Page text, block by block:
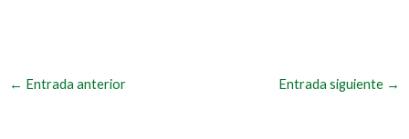
← Entrada anterior Entrada siguiente →